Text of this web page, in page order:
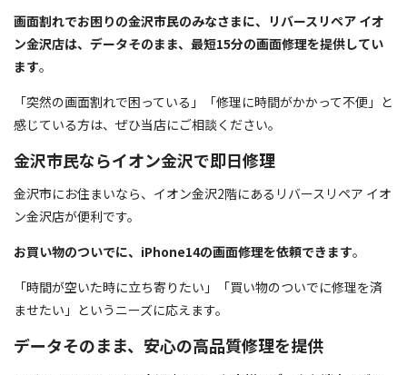
画面割れでお困りの金沢市民のみなさまに、リバースリペア イオ
ン金沢店は、データそのまま、最短15分の画面修理を提供してい
ます。
「突然の画面割れで困っている」「修理に時間がかかって不便」と
感じている方は、ぜひ当店にご相談ください。
金沢市民ならイオン金沢で即日修理
金沢市にお住まいなら、イオン金沢2階にあるリバースリペア イオ
ン金沢店が便利です。
お買い物のついでに、iPhone14の画面修理を依頼できます。
「時間が空いた時に立ち寄りたい」「買い物のついでに修理を済
ませたい」というニーズに応えます。
データそのまま、安心の高品質修理を提供